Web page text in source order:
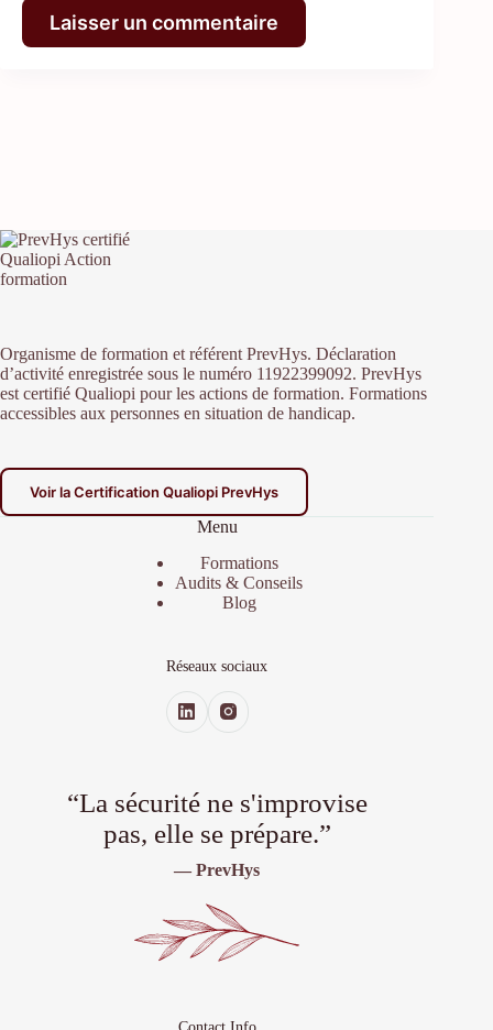
Laisser un commentaire
Organisme de formation et référent PrevHys. Déclaration
d’activité enregistrée sous le numéro 11922399092. PrevHys
est certifié Qualiopi pour les actions de formation. Formations
accessibles aux personnes en situation de handicap.
Voir la Certification Qualiopi PrevHys
Menu
Formations
Audits & Conseils
Blog
Réseaux sociaux
“La sécurité ne s'improvise
pas, elle se prépare.”
— PrevHys
Contact Info